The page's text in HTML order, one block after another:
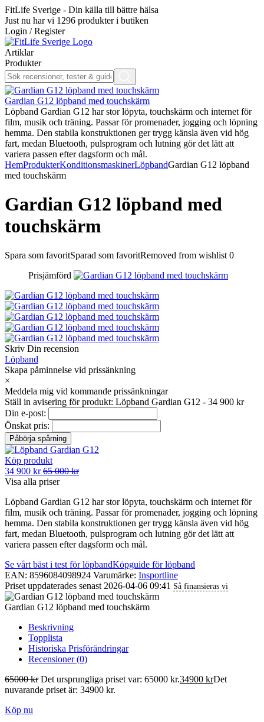
FitLife Sverige - Din källa till bättre hälsa
Just nu har vi 1296 produkter i butiken
Login / Register
Artiklar
Produkter
Gardian G12 löpband med touchskärm
Löpband Gardian G12 har stor löpyta, touchskärm och internet för
film, musik och träning. Passar för promenader, jogging och löpning
hemma. Den stabila konstruktionen ger trygg känsla även vid hög
fart, medan Bluetooth, pulsprogram och lutning gör det lätt att
variera passen efter dagsform och mål.
HemProdukterKonditionsmaskinerLöpbandGardian G12 löpband
med touchskärm
Gardian G12 löpband med
touchskärm
Spara som favoritSparad som favoritRemoved from wishlist 0
Prisjämförd
Skriv Din recension
Löpband
Skapa påminnelse vid prissänkning
×
Meddela mig vid kommande prissänkningar
Ställ in avisering för produkt: Löpband Gardian G12 - 34 900 kr
Din e-post:
Önskat pris:
Köp produkt
34 900 kr 65 000 kr
Visa alla priser
Löpband Gardian G12 har stor löpyta, touchskärm och internet för
film, musik och träning. Passar för promenader, jogging och löpning
hemma. Den stabila konstruktionen ger trygg känsla även vid hög
fart, medan Bluetooth, pulsprogram och lutning gör det lätt att
variera passen efter dagsform och mål.
Se vårt bäst i test för löpbandKöpguide för löpband
EAN: 8596084098924 Varumärke: Insportline
Priset uppdaterades senast 2026-04-06 09:41 Så finansieras vi
Gardian G12 löpband med touchskärm
Beskrivning
Topplista
Historiska Prisförändringar
Recensioner (0)
65000kr Det ursprungliga priset var: 65000 kr.34900 krDet
nuvarande priset är: 34900 kr.
Köp nu